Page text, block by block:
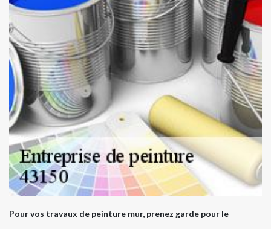
Pour vos travaux de peinture mur, prenez garde pour le